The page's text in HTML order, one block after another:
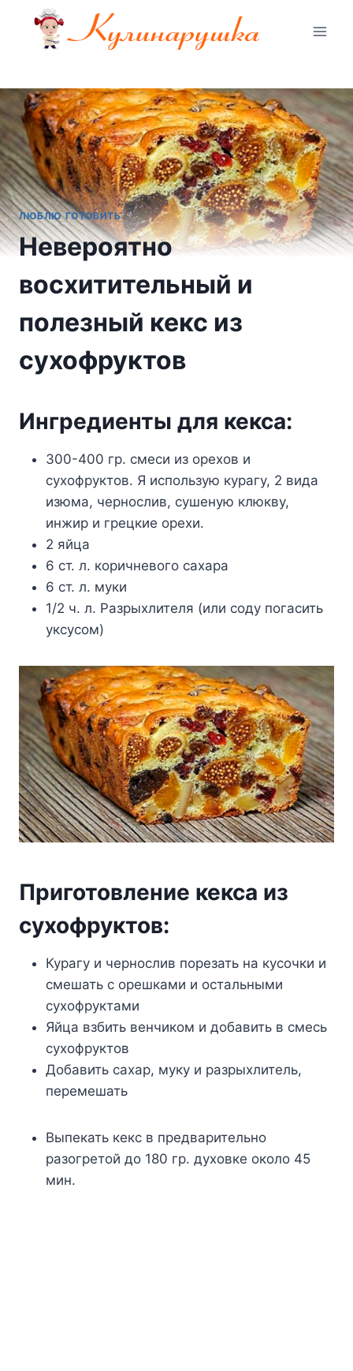
Перейти
содержимому
ЛЮБЛЮ ГОТОВИТЬ
Невероятно
восхитительный и
полезный кекс из
сухофруктов
Ингредиенты для кекса:
300-400 гр. смеси из орехов и
сухофруктов. Я использую курагу, 2 вида
изюма, чернослив, сушеную клюкву,
инжир и грецкие орехи.
2 яйца
6 ст. л. коричневого сахара
6 ст. л. муки
1/2 ч. л. Разрыхлителя (или соду погасить
уксусом)
Приготовление кекса из
сухофруктов:
Курагу и чернослив порезать на кусочки и
смешать с орешками и остальными
сухофруктами
Яйца взбить венчиком и добавить в смесь
сухофруктов
Добавить сахар, муку и разрыхлитель,
перемешать
Выпекать кекс в предварительно
разогретой до 180 гр. духовке около 45
мин.